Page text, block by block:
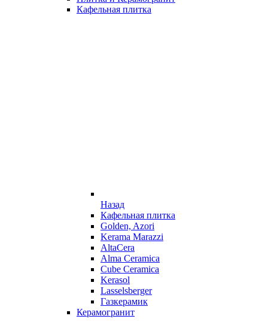
Кафельная плитка
Назад
Кафельная плитка
Golden, Azori
Kerama Marazzi
AltaCera
Alma Ceramica
Cube Ceramica
Kerasol
Lasselsberger
Газкерамик
Керамогранит